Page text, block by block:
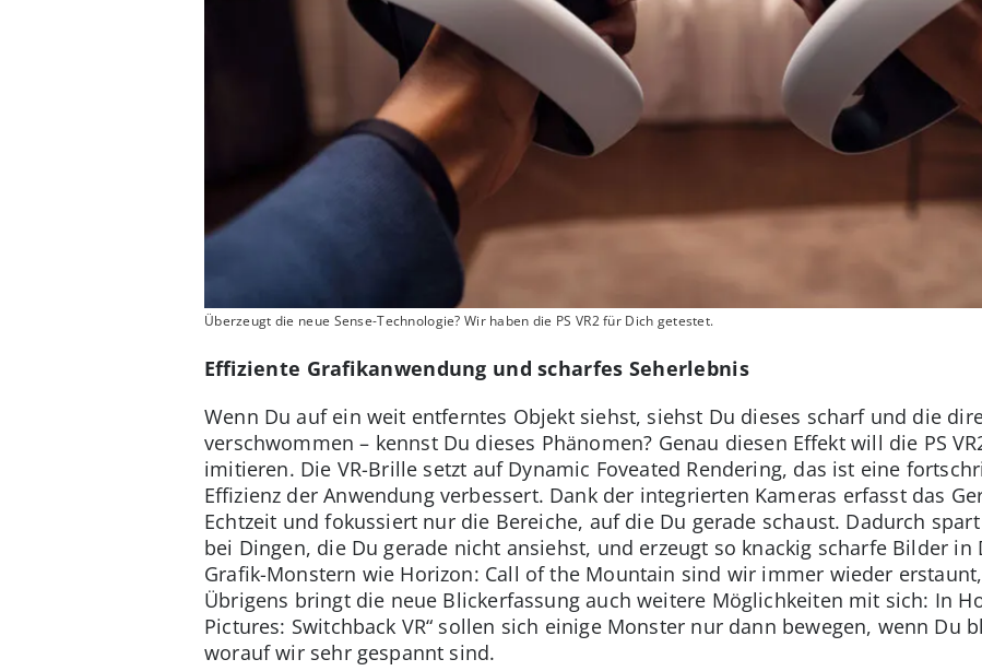
Überzeugt die neue Sense-Technologie? Wir haben die PS VR2 für Dich getestet.
Effiziente Grafikanwendung und scharfes Seherlebnis
Wenn Du auf ein weit entferntes Objekt siehst, siehst Du dieses scharf und die
verschwommen – kennst Du dieses Phänomen? Genau diesen Effekt will die PS
imitieren. Die VR-Brille setzt auf Dynamic Foveated Rendering, das ist eine
Effizienz der Anwendung verbessert. Dank der integrierten Kameras erfasst das
Echtzeit und fokussiert nur die Bereiche, auf die Du gerade schaust. Dadurch
bei Dingen, die Du gerade nicht ansiehst, und erzeugt so knackig scharfe Bilder in
Grafik-Monstern wie Horizon: Call of the Mountain sind wir immer wieder
Übrigens bringt die neue Blickerfassung auch weitere Möglichkeiten mit sich: In
Pictures: Switchback VR“ sollen sich einige Monster nur dann bewegen, wenn Du
worauf wir sehr gespannt sind.